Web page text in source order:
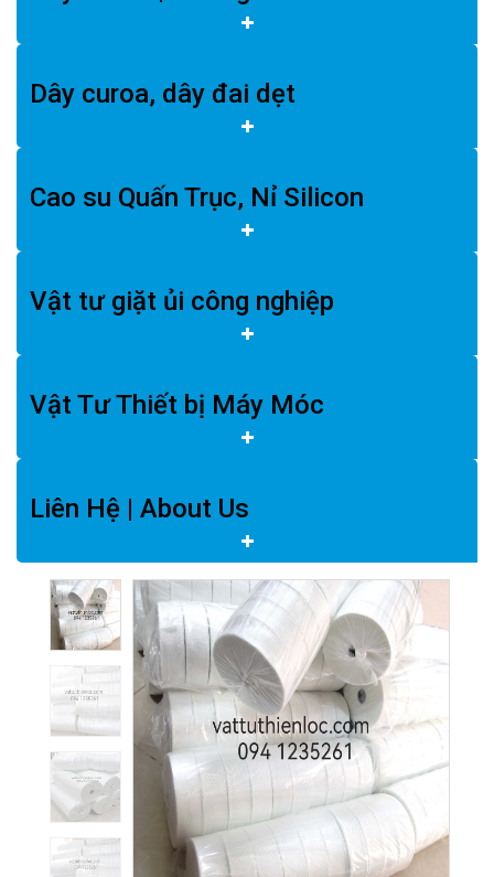
Dây curoa, dây đai dẹt
Cao su Quấn Trục, Nỉ Silicon
Vật tư giặt ủi công nghiệp
Vật Tư Thiết bị Máy Móc
Liên Hệ | About Us